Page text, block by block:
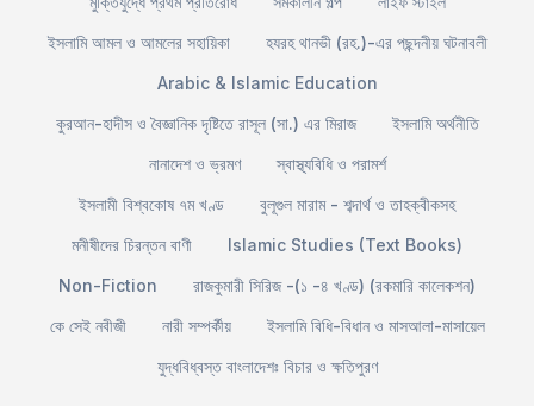
ইসলামি আমল ও আমলের সহায়িকা
হযরহ থানভী (রহ.)-এর পছন্দনীয় ঘটনাবলী
Arabic & Islamic Education
কুরআন-হাদীস ও বৈজ্ঞানিক দৃষ্টিতে রাসূল (সা.) এর মিরাজ
ইসলামি অর্থনীতি
নানাদেশ ও ভ্রমণ
স্বাস্থ্যবিধি ও পরামর্শ
ইসলামী বিশ্বকোষ ৭ম খণ্ড
বুলূগুল মারাম - শব্দার্থ ও তাহক্বীকসহ
মনীষীদের চিরন্তন বাণী
Islamic Studies (Text Books)
Non-Fiction
রাজকুমারী সিরিজ -(১ -৪ খণ্ড) (রকমারি কালেকশন)
কে সেই নবীজী
নারী সম্পর্কীয়
ইসলামি বিধি-বিধান ও মাসআলা-মাসায়েল
যুদ্ধবিধ্বস্ত বাংলাদেশঃ বিচার ও ক্ষতিপুরণ